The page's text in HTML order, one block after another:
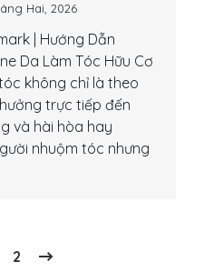
Hai, 2026
| Hướng Dẫn
Da Làm Tóc Hữu Cơ
không chỉ là theo
trực tiếp đến
và hài hòa hay
nhuộm tóc nhưng
2